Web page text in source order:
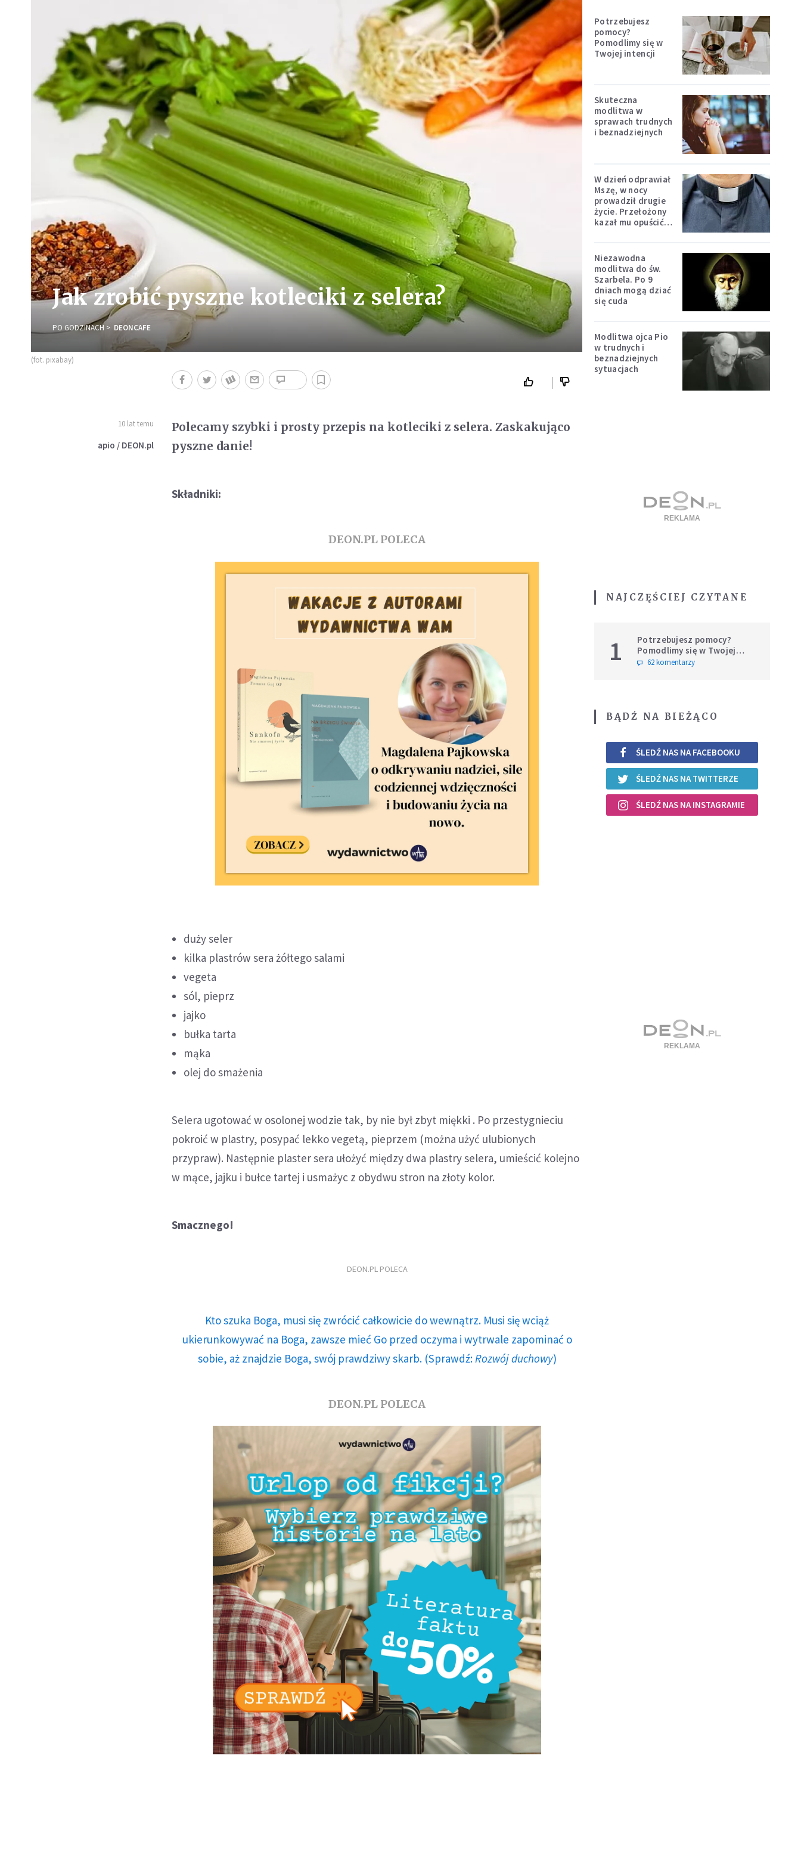
Jak zrobić pyszne kotleciki z selera?
PO GODZINACH DEONCAFE
(fot. pixabay)
10 lat temu
apio / DEON.pl
Polecamy szybki i prosty przepis na kotleciki z selera. Zaskakująco
pyszne danie!
Składniki:
DEON.PL POLECA
duży seler
kilka plastrów sera żółtego salami
vegeta
sól, pieprz
jajko
bułka tarta
mąka
olej do smażenia
Selera ugotować w osolonej wodzie tak, by nie był zbyt miękki . Po przestygnieciu
pokroić w plastry, posypać lekko vegetą, pieprzem (można użyć ulubionych
przypraw). Następnie plaster sera ułożyć między dwa plastry selera, umieścić kolejno
w mące, jajku i bułce tartej i usmażyc z obydwu stron na złoty kolor.
Smacznego!
DEON.PL POLECA
Kto szuka Boga, musi się zwrócić całkowicie do wewnątrz. Musi się wciąż
ukierunkowywać na Boga, zawsze mieć Go przed oczyma i wytrwale zapominać o
sobie, aż znajdzie Boga, swój prawdziwy skarb. (Sprawdź: Rozwój duchowy)
DEON.PL POLECA
Potrzebujesz
pomocy?
Pomodlimy się w
Twojej intencji
Skuteczna
modlitwa w
sprawach trudnych
i beznadziejnych
W dzień odprawiał
Mszę, w nocy
prowadził drugie
życie. Przełożony
kazał mu opuścić
Niezawodna
modlitwa do św.
Szarbela. Po 9
dniach mogą dziać
się cuda
Modlitwa ojca Pio
w trudnych i
beznadziejnych
sytuacjach
NAJCZĘŚCIEJ CZYTANE
1
Potrzebujesz pomocy?
Pomodlimy się w Twojej
intencji
62 komentarzy
BĄDŹ NA BIEŻĄCO
ŚLEDŹ NAS NA FACEBOOKU
ŚLEDŹ NAS NA TWITTERZE
ŚLEDŹ NAS NA INSTAGRAMIE